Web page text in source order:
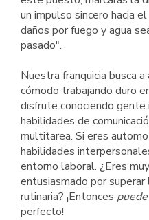
un impulso sincero hacia
daños por fuego y agua
pasado".
Nuestra franquicia busca
cómodo trabajando duro
disfrute conociendo
habilidades de
multitarea. Si eres
habilidades
entorno laboral. ¿Eres
entusiasmado por
rutinaria? ¡Entonces
perfecto!